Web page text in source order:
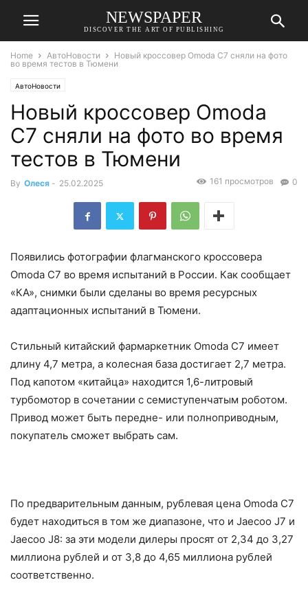
NEWSPAPER
DISCOVER THE ART OF PUBLISHING
Home АвтоНовости
Новый кроссовер Omoda C7 сняли на фото
во время тестов в Тюмени
АвтоНовости
Новый кроссовер Omoda
C7 сняли на фото во время
тестов в Тюмени
By Олеся - 25.02.2025 0
161 просмотров
Появились фотографии флагманского кроссовера
Omoda C7 во время испытаний в России. Как сообщает
«КА», снимки были сделаны во время ресурсных
адаптационных испытаний в Тюмени.
Стильный китайский фармаркетник Omoda C7 имеет
длину 4,7 метра, а колесная база достигает 2,7 метра.
Под капотом «китайца» находится 1,6-литровый
турбомотор в сочетании с семиступенчатым роботом.
Привод может быть передне- или полноприводным,
покупатель сможет выбрать сам.
По предварительным данным, рублевая цена Omoda C7
будет находиться в том же диапазоне, что и Jaecoo J7 и
Jaecoo J8: за эти модели дилеры просят от 2,34 до 3,27
миллиона рублей и от 3,8 до 4,65 миллиона рублей
соответственно.